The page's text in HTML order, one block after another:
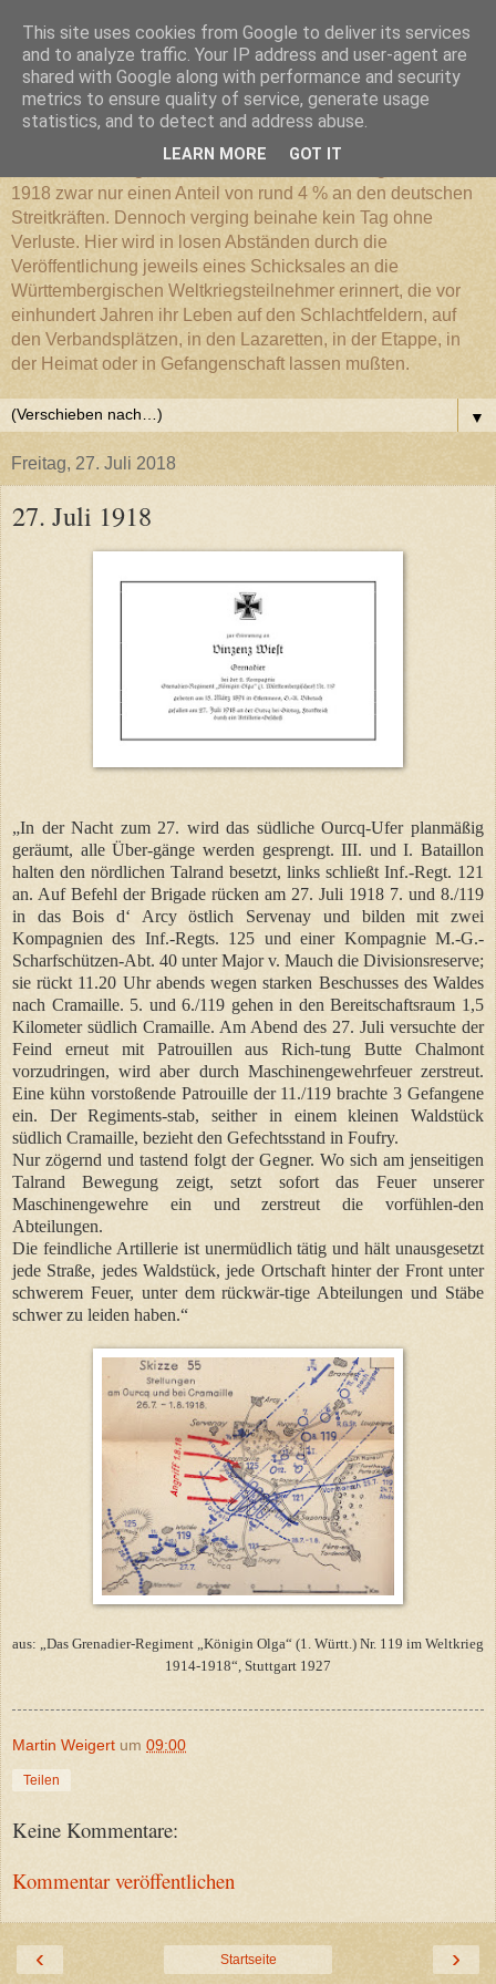
Württembergischer
Weltkriegs-Blog
1918 zwar nur einen Anteil von rund 4 % an den deutschen
Streitkräften. Dennoch verging beinahe kein Tag ohne
Verluste. Hier wird in losen Abständen durch die
Veröffentlichung jeweils eines Schicksales an die
Württembergischen Weltkriegsteilnehmer erinnert, die vor
einhundert Jahren ihr Leben auf den Schlachtfeldern, auf
den Verbandsplätzen, in den Lazaretten, in der Etappe, in
der Heimat oder in Gefangenschaft lassen mußten.
▼
Freitag, 27. Juli 2018
27. Juli 1918
„In der Nacht zum 27. wird das südliche Ourcq-Ufer planmäßig
geräumt, alle Über-gänge werden gesprengt. III. und I. Bataillon
halten den nördlichen Talrand besetzt, links schließt Inf.-Regt. 121
an. Auf Befehl der Brigade rücken am 27. Juli 1918 7. und 8./119
in das Bois d‘ Arcy östlich Servenay und bilden mit zwei
Kompagnien des Inf.-Regts. 125 und einer Kompagnie M.-G.-
Scharfschützen-Abt. 40 unter Major v. Mauch die Divisionsreserve;
sie rückt 11.20 Uhr abends wegen starken Beschusses des Waldes
nach Cramaille. 5. und 6./119 gehen in den Bereitschaftsraum 1,5
Kilometer südlich Cramaille. Am Abend des 27. Juli versuchte der
Feind erneut mit Patrouillen aus Rich-tung Butte Chalmont
vorzudringen, wird aber durch Maschinengewehrfeuer zerstreut.
Eine kühn vorstoßende Patrouille der 11./119 brachte 3 Gefangene
ein. Der Regiments-stab, seither in einem kleinen Waldstück
südlich Cramaille, bezieht den Gefechtsstand in Foufry.
Nur zögernd und tastend folgt der Gegner. Wo sich am jenseitigen
Talrand Bewegung zeigt, setzt sofort das Feuer unserer
Maschinengewehre ein und zerstreut die vorfühlen-den
Abteilungen.
Die feindliche Artillerie ist unermüdlich tätig und hält unausgesetzt
jede Straße, jedes Waldstück, jede Ortschaft hinter der Front unter
schwerem Feuer, unter dem rückwär-tige Abteilungen und Stäbe
schwer zu leiden haben.“
aus: „Das Grenadier-Regiment „Königin Olga“ (1. Württ.) Nr. 119 im Weltkrieg
1914-1918“, Stuttgart 1927
Martin Weigert um 09:00
Teilen
Keine Kommentare:
Kommentar veröffentlichen
‹ ›
Startseite
This site uses cookies from Google to deliver its services
and to analyze traffic. Your IP address and user-agent are
shared with Google along with performance and security
metrics to ensure quality of service, generate usage
statistics, and to detect and address abuse.
LEARN MORE GOT IT